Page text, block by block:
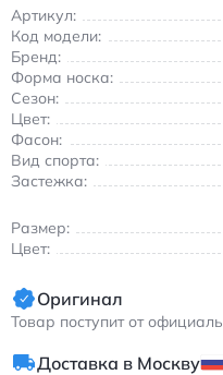
Особенности модели:
Износостойкий верх
Воздухопроницаемая
Поддержка свода
Универсальный
образу
Эти кроссовки идеальны
носить их весной, летом,
не утяжеляет походку, а
Найк Инитиатор мужские
амортизацией
Артикул:
Код модели:
Бренд:
Форма носка:
Сезон:
Цвет:
Фасон:
Вид спорта:
Застежка:
Размер:
Цвет:
Оригинал
Товар поступит от
Доставка в Москву